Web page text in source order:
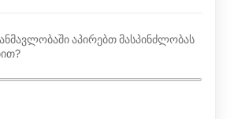
აპირებთ მასპინძლობას